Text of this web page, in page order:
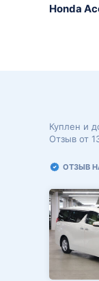
Honda
Куплен и
Отзыв от
ОТЗЫВ